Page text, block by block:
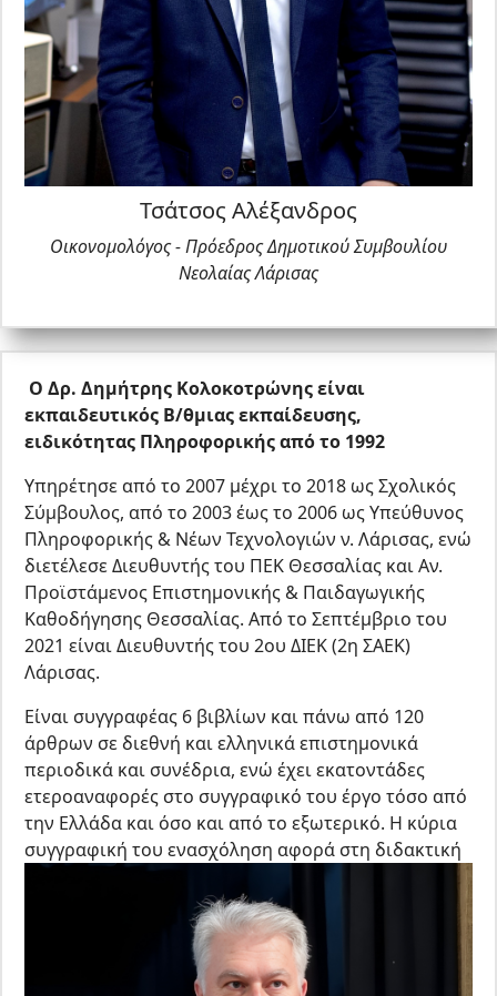
Τσάτσος Αλέξανδρος
Οικονομολόγος - Πρόεδρος Δημοτικού Συμβουλίου
Νεολαίας Λάρισας
Ο Δρ. Δημήτρης Κολοκοτρώνης είναι
εκπαιδευτικός Β/θμιας εκπαίδευσης,
ειδικότητας Πληροφορικής από το 1992
Υπηρέτησε από το 2007 μέχρι το 2018 ως Σχολικός
Σύμβουλος, από το 2003 έως το 2006 ως Υπεύθυνος
Πληροφορικής & Νέων Τεχνολογιών ν. Λάρισας, ενώ
διετέλεσε Διευθυντής του ΠΕΚ Θεσσαλίας και Αν.
Προϊστάμενος Επιστημονικής & Παιδαγωγικής
Καθοδήγησης Θεσσαλίας. Από το Σεπτέμβριο του
2021 είναι Διευθυντής του 2ου ΔΙΕΚ (2η ΣΑΕΚ)
Λάρισας.
Είναι συγγραφέας 6 βιβλίων και πάνω από 120
άρθρων σε διεθνή και ελληνικά επιστημονικά
περιοδικά και συνέδρια, ενώ έχει εκατοντάδες
ετεροαναφορές στο συγγραφικό του έργο τόσο από
την Ελλάδα και όσο και από το εξωτερικό. Η κύρια
συγγραφική του ενασχόληση αφορά στη διδακτική
μεθοδολογία και την Πληροφορική στην
Εκπαίδευση. Έχει συμμετάσχει σε πολλά ερευνητικά
προγράμματα Πανεπιστημιακών Ιδρυμάτων καθώς
και στη συγγραφή διδακτικού υλικού για τη
Δευτεροβάθμια εκπαίδευση, το οποίο διανέμεται